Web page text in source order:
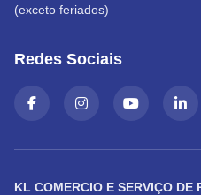
(exceto feriados)
Redes Sociais
KL COMERCIO E SERVIÇO DE